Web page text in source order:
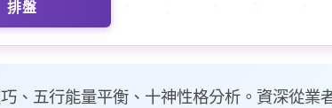
排盤
、五行能量平衡、十神性格分析。資深從業